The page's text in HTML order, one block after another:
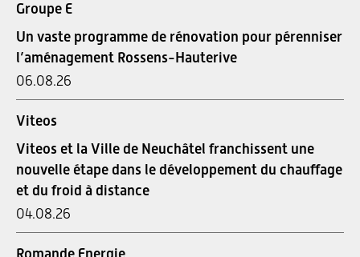
Groupe E
Un vaste programme de rénovation pour pérenniser
l’aménagement Rossens-Hauterive
06.08.26
Viteos
Viteos et la Ville de Neuchâtel franchissent une
nouvelle étape dans le développement du chauffage
et du froid à distance
04.08.26